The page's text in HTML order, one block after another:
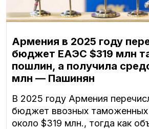
Армения в 2025 году
бюджет ЕАЭС $319 млн
пошлин, а получила
млн — Пашинян
В 2025 году Армения
бюджет ввозных
около $319 млн., тогда как